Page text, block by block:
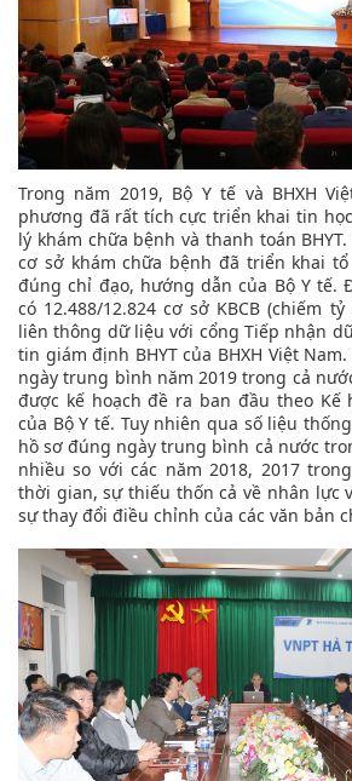
Trong năm 2019, Bộ Y tế và BHXH
phương đã rất tích cực triển khai tin
lý khám chữa bệnh và thanh toán
cơ sở khám chữa bệnh đã triển khai
đúng chỉ đạo, hướng dẫn của Bộ Y tế.
có 12.488/12.824 cơ sở KBCB (chiếm
liên thông dữ liệu với cổng Tiếp nhận
tin giám định BHYT của BHXH Việt
ngày trung bình năm 2019 trong cả
được kế hoạch đề ra ban đầu theo Kế
của Bộ Y tế. Tuy nhiên qua số liệu
hồ sơ đúng ngày trung bình cả nước
nhiều so với các năm 2018, 2017
thời gian, sự thiếu thốn cả về nhân lực
sự thay đổi điều chỉnh của các văn bản